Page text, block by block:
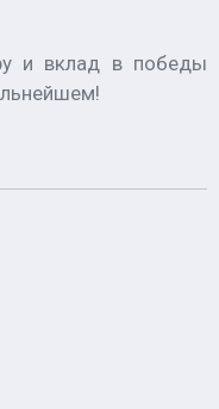
и вклад в победы